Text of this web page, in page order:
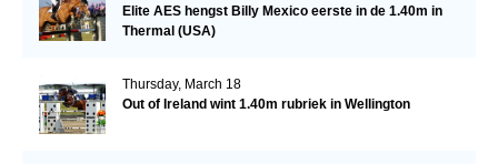
Elite AES hengst Billy Mexico eerste in de 1.40m in
Thermal (USA)
Thursday, March 18
Out of Ireland wint 1.40m rubriek in Wellington